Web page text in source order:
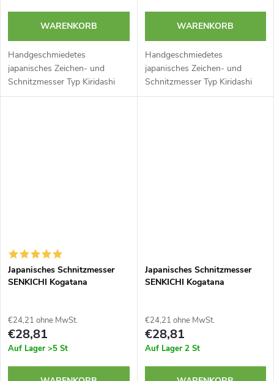
WARENKORB
Handgeschmiedetes
japanisches Zeichen- und
Schnitzmesser Typ Kiridashi
Kogatana der Marke
WARENKORB
Handgeschmiedetes
japanisches Zeichen- und
Schnitzmesser Typ Kiridashi
Kogatana der Marke
Japanisches Schnitzmesser
SENKICHI Kogatana
€24,21 ohne MwSt.
€28,81
Auf Lager >5 St
Japanisches Schnitzmesser
SENKICHI Kogatana
€24,21 ohne MwSt.
€28,81
Auf Lager 2 St